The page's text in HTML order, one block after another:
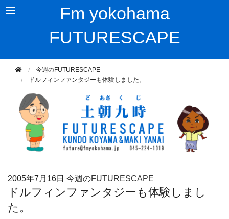
Fm yokohama
FUTURESCAPE
今週のFUTURESCAPE
ドルフィンファンタジーも体験しました。
2005年7月16日 今週のFUTURESCAPE
ドルフィンファンタジーも体験しまし
た。